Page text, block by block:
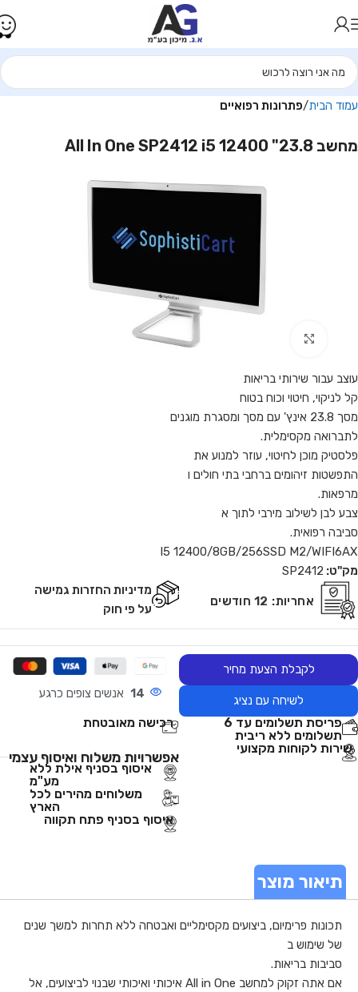
עמוד הבית פתרונות רפואיים
מחשב 23.8" All In One SP2412 i5 12400
עוצב עבור שירותי בריאות
קל לניקוי, חיטוי וכוח בטוח
מסך 23.8 אינץ' עם מסך ומסגרת מוגנים
לתברואה מקסימלית.
פלסטיק מוכן לחיטוי, עוזר למנוע את
התפשטות זיהומים ברחבי בתי חולים ו
מרפאות.
צבע לבן לשילוב מירבי לתוך א
סביבה רפואית.
I5 12400/8GB/256SSD M2/WIFI6AX
מק"ט: SP2412
אחריות: 12 חודשים
מדיניות החזרות גמישה
על פי חוק
לקבלת הצעת מחיר
לשיחה עם נציג 14 אנשים צופים כרגע
פריסת תשלומים עד 6
תשלומים ללא ריבית
רכישה מאובטחת
שירות לקוחות מקצועי
אפשרויות משלוח ואיסוף עצמי
איסוף בסניף אילת ללא
מע"מ
משלוחים מהירים לכל
הארץ
איסוף בסניף פתח תקווה
תיאור מוצר
תכונות פרימיום, ביצועים מקסימליים ואבטחה ללא תחרות למשך שנים
של שימוש ב
סביבות בריאות.
אם אתה זקוק למחשב All in One איכותי ואיכותי שבנוי לביצועים, אל